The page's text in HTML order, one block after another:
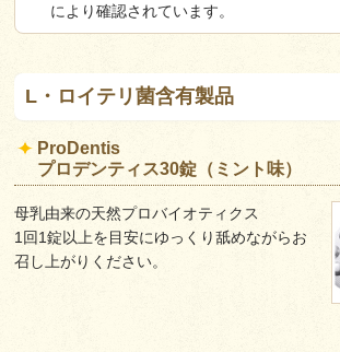
により確認されています。
L・ロイテリ菌含有製品
ProDentis
プロデンティス30錠（ミント味）
母乳由来の天然プロバイオティクス
1回1錠以上を目安にゆっくり舐めながらお
召し上がりください。